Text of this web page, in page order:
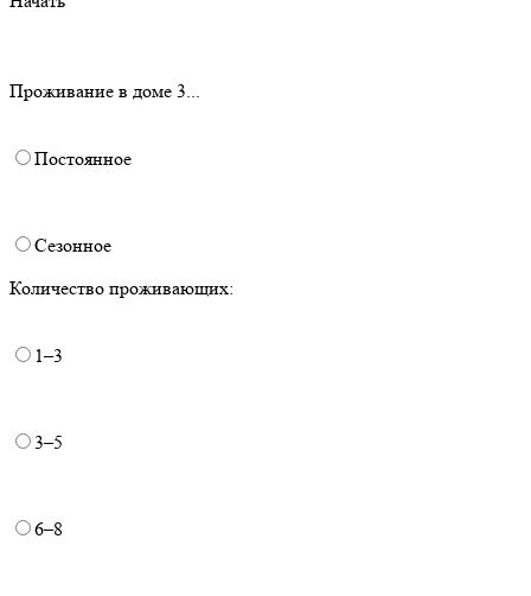
Проживание в доме 3...
Постоянное
Сезонное
Количество проживающих:
1–3
3–5
6–8